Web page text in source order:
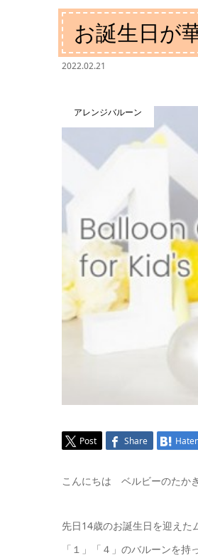
お誕生日が
2022.02.21
アレンジバルーン
Post Share
こんにちは ベルビーのたかぎ
先日14歳のお誕生日を迎えた
「１」「４」のバルーンを持